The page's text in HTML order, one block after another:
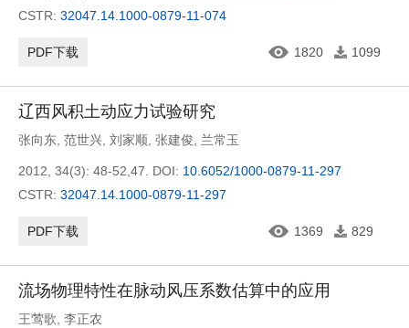
CSTR: 32047.14.1000-0879-11-074
PDF下载 1820 1099
辽西风积土动应力试验研究
张向东 范世兴 刘家顺 张建俊 兰常玉
2012, 34(3): 48-52,47. DOI: 10.6052/1000-0879-11-297
CSTR: 32047.14.1000-0879-11-297
PDF下载 1369 829
流场物理特性在脉动风压系数估算中的应用
王莺歌 李正农